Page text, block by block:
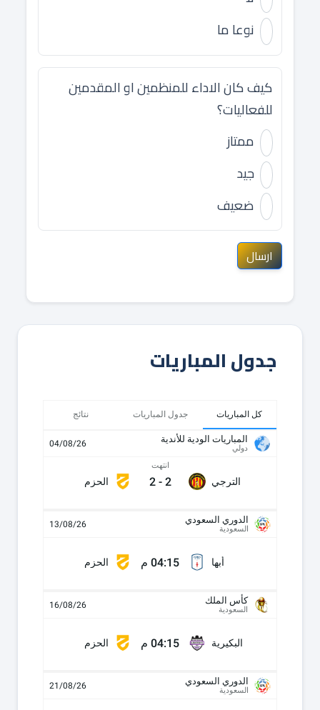
نوعا ما
كيف كان الاداء للمنظمين او المقدمين
للفعاليات؟
ممتاز
جيد
ضعيف
ارسال
جدول المباريات
كل المباريات جدول المباريات نتائج
المباريات الودية للأندية
دولي 04/08/26
الترجي
انتهت
2
-
2 الحزم
الدوري السعودي
السعودية 13/08/26
أبها 04:15 م الحزم
كأس الملك
السعودية 16/08/26
البكيرية 04:15 م الحزم
الدوري السعودي
السعودية 21/08/26